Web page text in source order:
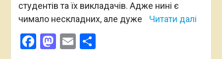
студентів та їх викладачів. Адже нині є
чимало нескладних, але дуже
Читати далі
Facebook
Mastodon
EmailПоділитися